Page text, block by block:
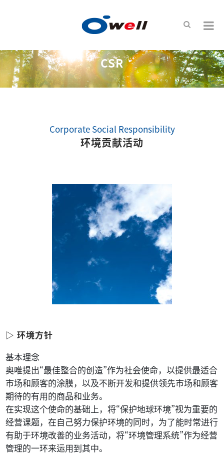
CSR
Corporate Social Responsibility
环境贡献活动
▷ 环境方针
基本理念
奥唯提出“最佳整合的创造”作为社会使命，以提供最适合
市场和顾客的涂膜，以及不断开发和提供领先市场和顾客
期待的有用的商品和业务。
在实现这个使命的基础上，将“保护地球环境”视为重要的
经营课题，在自己努力保护环境的同时，为了能时常进行
有助于环境改善的业务活动，将“环境管理系统”作为经营
管理的一环来运用到其中。